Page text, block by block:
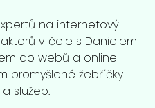
na internetový
v čele s Danielem
do webů a online
promyšlené žebříčky
služeb.